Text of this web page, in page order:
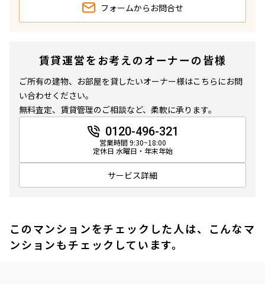
フォームから お問合せ
賃貸運営をお考えのオーナーの皆様
ご所有の建物、お部屋を貸したいオーナー様はこちらにお問
い合わせください。
無料査定、賃貸管理のご相談など、柔軟に承ります。
0120-496-321
営業時間 9:30~18:00
定休日 水曜日・年末年始
サービス詳細
このマンションをチェックした人は、こんなマ
ンションもチェックしています。